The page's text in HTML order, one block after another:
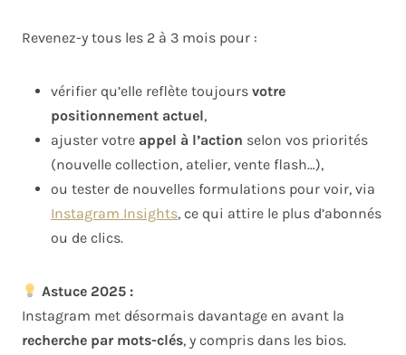
Revenez-y tous les 2 à 3 mois pour :
vérifier qu’elle reflète toujours votre
positionnement actuel,
ajuster votre appel à l’action selon vos priorités
(nouvelle collection, atelier, vente flash…),
ou tester de nouvelles formulations pour voir, via
Instagram Insights, ce qui attire le plus d’abonnés
ou de clics.
Astuce 2025 :
Instagram met désormais davantage en avant la
recherche par mots-clés, y compris dans les bios.